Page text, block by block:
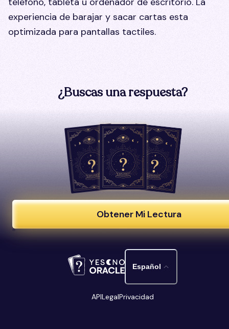
experiencia de barajar y sacar cartas esta
optimizada para pantallas tactiles.
¿Buscas una respuesta?
Obtener Mi Lectura
Español
APILegalPrivacidad